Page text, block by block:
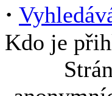
·
Kdo je